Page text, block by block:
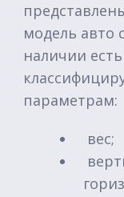
модель авто
наличии
параметрам:
вес;